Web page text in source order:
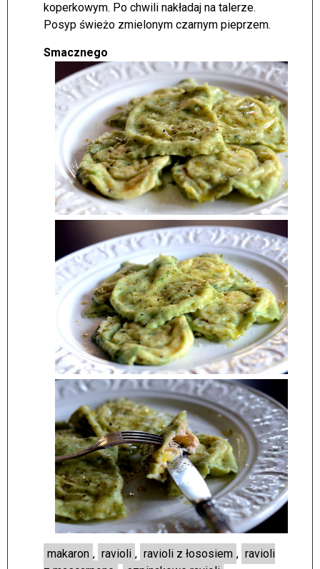
koperkowym. Po chwili nakładaj na talerze.
Posyp świeżo zmielonym czarnym pieprzem.
Smacznego
makaron , ravioli , ravioli z łososiem , ravioli